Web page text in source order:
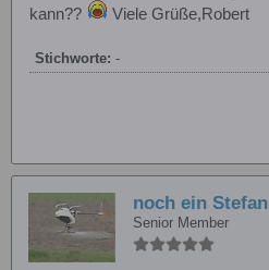
kann??
Viele Grüße,Robert
Stichworte: -
noch ein Stefan
Senior Member